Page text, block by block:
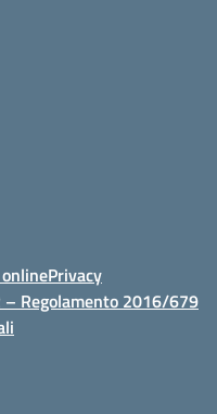
Privacy
– Regolamento 2016/679